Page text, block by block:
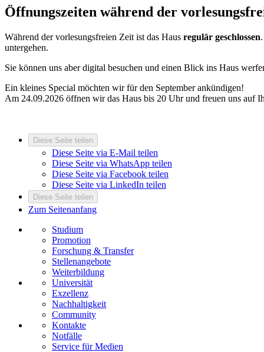
Öffnungszeiten während der
Während der vorlesungsfreien Zeit ist das Haus regulär geschlossen
untergehen.
Sie können uns aber digital besuchen und einen Blick ins Haus
Ein kleines Special möchten wir für den September ankündigen!
Am 24.09.2026 öffnen wir das Haus bis 20 Uhr und freuen uns auf
Diese Seite teilen
Diese Seite via E-Mail teilen
Diese Seite via WhatsApp teilen
Diese Seite via Facebook teilen
Diese Seite via LinkedIn teilen
Diese Seite teilen
Zum Seitenanfang
Studium
Promotion
Forschung & Transfer
Stellenangebote
Weiterbildung
Universität
Exzellenz
Nachhaltigkeit
Community
Kontakte
Notfälle
Service für Medien